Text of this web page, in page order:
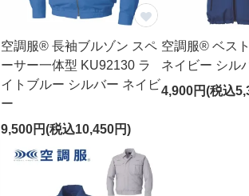
空調服® 長袖ブルゾン スペ
ーサー一体型 KU92130 ラ
イトブルー シルバー ネイビ
ー
9,500円(税込10,450円)
空調服® ベス
ネイビー シル
4,900円(税込